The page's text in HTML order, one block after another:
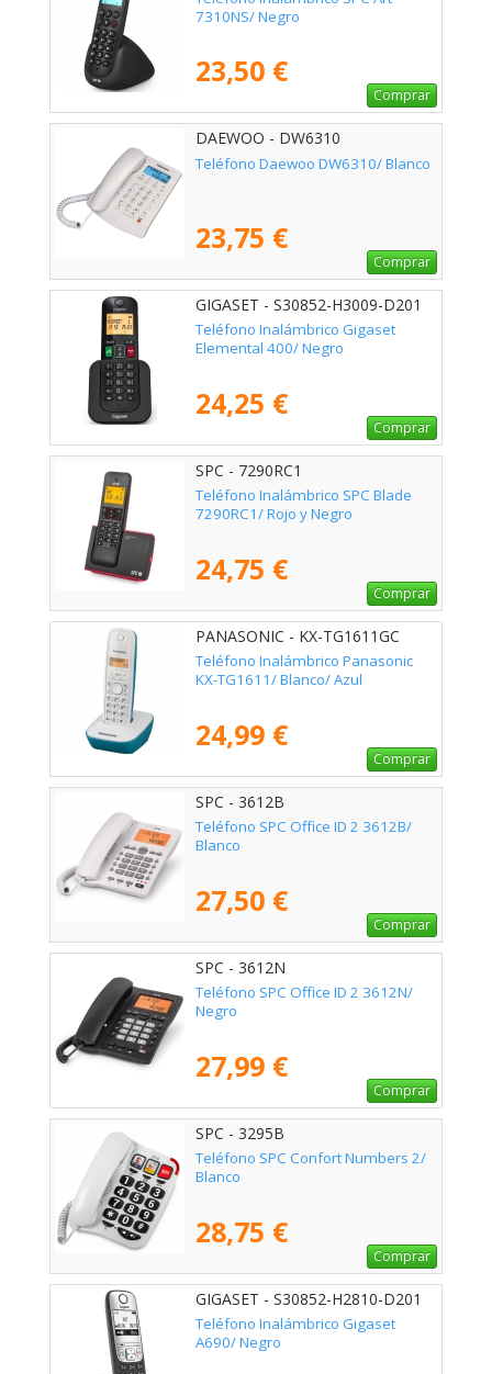
7310NS/ Negro
23,50 €
Comprar
DAEWOO - DW6310
Teléfono Daewoo DW6310/ Blanco
23,75 €
Comprar
GIGASET - S30852-H3009-D201
Teléfono Inalámbrico Gigaset
Elemental 400/ Negro
24,25 €
Comprar
SPC - 7290RC1
Teléfono Inalámbrico SPC Blade
7290RC1/ Rojo y Negro
24,75 €
Comprar
PANASONIC - KX-TG1611GC
Teléfono Inalámbrico Panasonic
KX-TG1611/ Blanco/ Azul
24,99 €
Comprar
SPC - 3612B
Teléfono SPC Office ID 2 3612B/
Blanco
27,50 €
Comprar
SPC - 3612N
Teléfono SPC Office ID 2 3612N/
Negro
27,99 €
Comprar
SPC - 3295B
Teléfono SPC Confort Numbers 2/
Blanco
28,75 €
Comprar
GIGASET - S30852-H2810-D201
Teléfono Inalámbrico Gigaset
A690/ Negro